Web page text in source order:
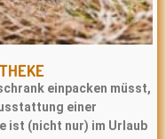
einpacken müsst,
einer
ist (nicht nur) im Urlaub